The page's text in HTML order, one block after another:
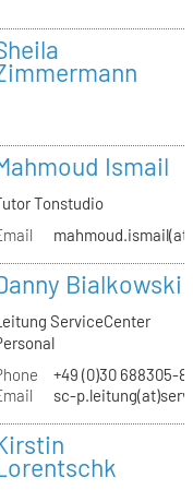
Ismail
Tonstudio
Bialkowski
ServiceCenter
+49 (0)30 688305-
sc-